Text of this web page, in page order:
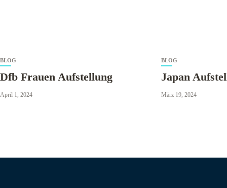
BLOG
Dfb Frauen Aufstellung
April 1, 2024
BLOG
Japan
März 19, 2024